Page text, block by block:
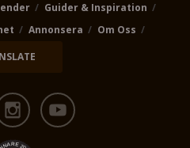
Guider & Inspiration
Annonsera
Om Oss